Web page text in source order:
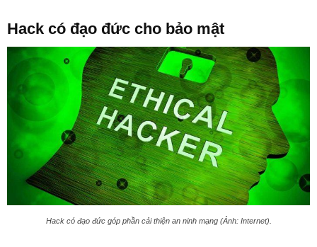
Hack có đạo đức cho bảo mật
Hack có đạo đức góp phần cải thiện an ninh mạng (Ảnh: Internet).